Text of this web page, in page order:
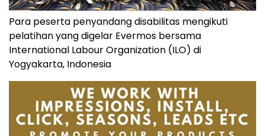
Para peserta penyandang disabilitas mengikuti
pelatihan yang digelar Evermos bersama
International Labour Organization (ILO) di
Yogyakarta, Indonesia